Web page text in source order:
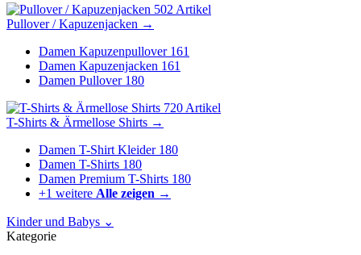
502 Artikel
Pullover / Kapuzenjacken →
Damen Kapuzenpullover 161
Damen Kapuzenjacken 161
Damen Pullover 180
720 Artikel
T-Shirts & Ärmellose Shirts →
Damen T-Shirt Kleider 180
Damen T-Shirts 180
Damen Premium T-Shirts 180
+1 weitere Alle zeigen →
Kinder und Babys ⌄
Kategorie